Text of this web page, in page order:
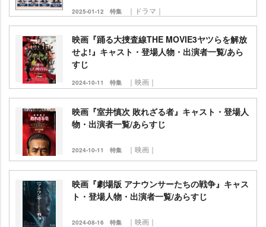
2025-01-12 特集 ｜ドラマ｜
映画『踊る大捜査線THE MOVIE3ヤツらを解放
せよ!』キャスト・登場人物・出演者一覧/あら
すじ
2024-10-11 特集 ｜映画｜
映画『室井慎次 敗れざる者』キャスト・登場人
物・出演者一覧/あらすじ
2024-10-11 特集 ｜映画｜
映画『劇場版 アナウンサーたちの戦争』キャス
ト・登場人物・出演者一覧/あらすじ
2024-08-16 特集 ｜映画｜